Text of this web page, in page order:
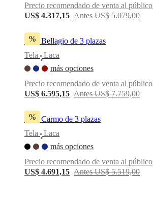
Precio recomendado de venta al público
US$ 4.317,15 Antes US$ 5.079,00
%
Sofá Bellagio de 3 plazas
Tela
•
Laca
más opciones
Precio recomendado de venta al público
US$ 6.595,15 Antes US$ 7.759,00
%
Sofá Carmo de 3 plazas
Tela
•
Laca
más opciones
Precio recomendado de venta al público
US$ 4.691,15 Antes US$ 5.519,00